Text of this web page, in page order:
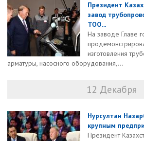
Президент
завод
ТОО...
На заводе Главе
изготовления
арматуры, насосного оборудования,...
12 Декабря
Нурсултан
крупным
Президент